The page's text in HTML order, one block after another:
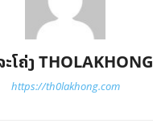
ໂຄ່ງ THOLAKHONG
https://th0lakhong.com